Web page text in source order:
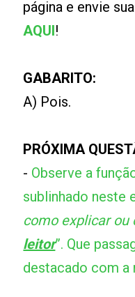
página e envie
AQUI!
GABARITO:
A) Pois.
PRÓXIMA
- Observe a
sublinhado neste
como explicar ou
leitor”. Que
destacado com a